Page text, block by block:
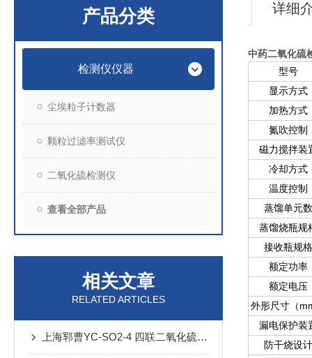
产品分类
检测仪仪器
尘埃粒子计数器
颗粒过滤率测试仪
二氧化硫检测仪
查看全部产品
相关文章
RELATED ARTICLES
上海郓曹YC-SO2-4 四联二氧化硫检测仪应用
详细
中药二氧化硫
型号
显示方式
加热方式
氮吹控制
磁力搅拌装
冷却方式
温度控制
蒸馏单元数
蒸馏烧瓶规
接收瓶规格
额定功率
额定电压
外形尺寸（
漏电保护装
防干烧设计